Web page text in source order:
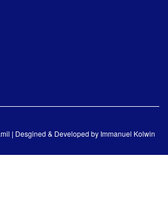
| Desgined & Developed by Immanuel Kolwin